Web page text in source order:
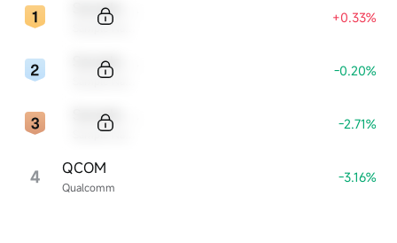
+0.33%
-0.20%
-2.71%
4 Qualcomm
QCOM -3.16%